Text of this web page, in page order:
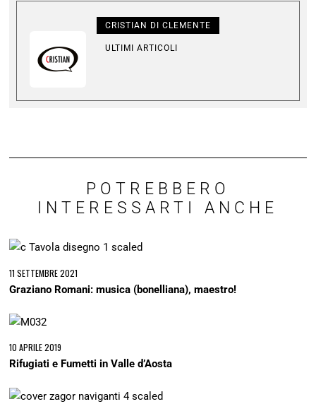
CRISTIAN DI CLEMENTE
ULTIMI ARTICOLI
POTREBBERO
INTERESSARTI ANCHE
11 SETTEMBRE 2021
Graziano Romani: musica (bonelliana), maestro!
10 APRILE 2019
Rifugiati e Fumetti in Valle d’Aosta